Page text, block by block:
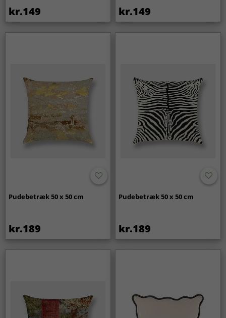
kr.149 kr.149
Pudebetræk 50 x 50 cm
kr.189
Pudebetræk 50 x 50 cm
kr.189